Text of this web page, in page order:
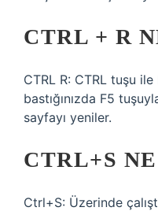
CTRL + R
CTRL R: CTRL tuşu
bastığınızda F5
sayfayı yeniler.
CTRL+S
Ctrl+S: Üzerinde